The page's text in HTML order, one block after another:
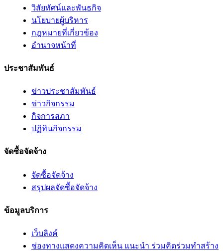
วิสัยทัศน์และพันธกิจ
นโยบายผู้บริหาร
กฎหมายที่เกี่ยวข้อง
อํานาจหน้าที่
ประชาสัมพันธ์
ข่าวประชาสัมพันธ์
ข่าวกิจกรรม
กิจการสภา
ปฏิทินกิจกรรม
จัดซื้อจัดจ้าง
จัดซื้อจัดจ้าง
สรุปผลจัดซื้อจัดจ้าง
ข้อมูลบริการ
เว็บลิงค์
ช่องทางแสดงความคิดเห็น แนะนำ ร่วมคิดร่วมทำสร้าง